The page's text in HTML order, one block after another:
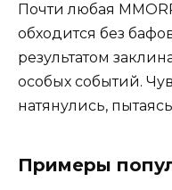
Почти любая
обходится без
результатом
особых событий.
натянулись,
Примеры